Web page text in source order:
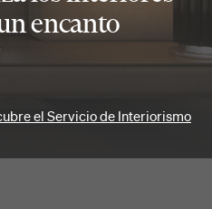
encanto
el Servicio de Interiorismo